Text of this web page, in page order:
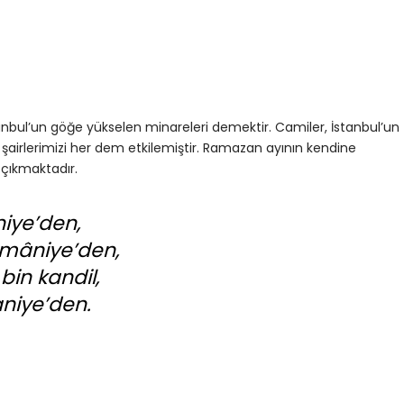
göğe yükselen minareleri demektir. Camiler, İstanbul’un
her dem etkilemiştir. Ramazan ayının kendine
kandil,